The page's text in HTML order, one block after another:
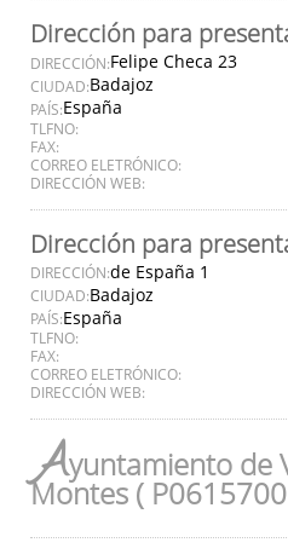
Dirección para
DIRECCIÓN:Felipe Checa 23
CIUDAD:Badajoz
PAÍS:España
TLFNO:
FAX:
CORREO ELETRÓNICO:
DIRECCIÓN WEB:
Dirección para
DIRECCIÓN:de España 1
CIUDAD:Badajoz
PAÍS:España
TLFNO:
FAX:
CORREO ELETRÓNICO:
DIRECCIÓN WEB:
Ayuntamiento de
Montes (